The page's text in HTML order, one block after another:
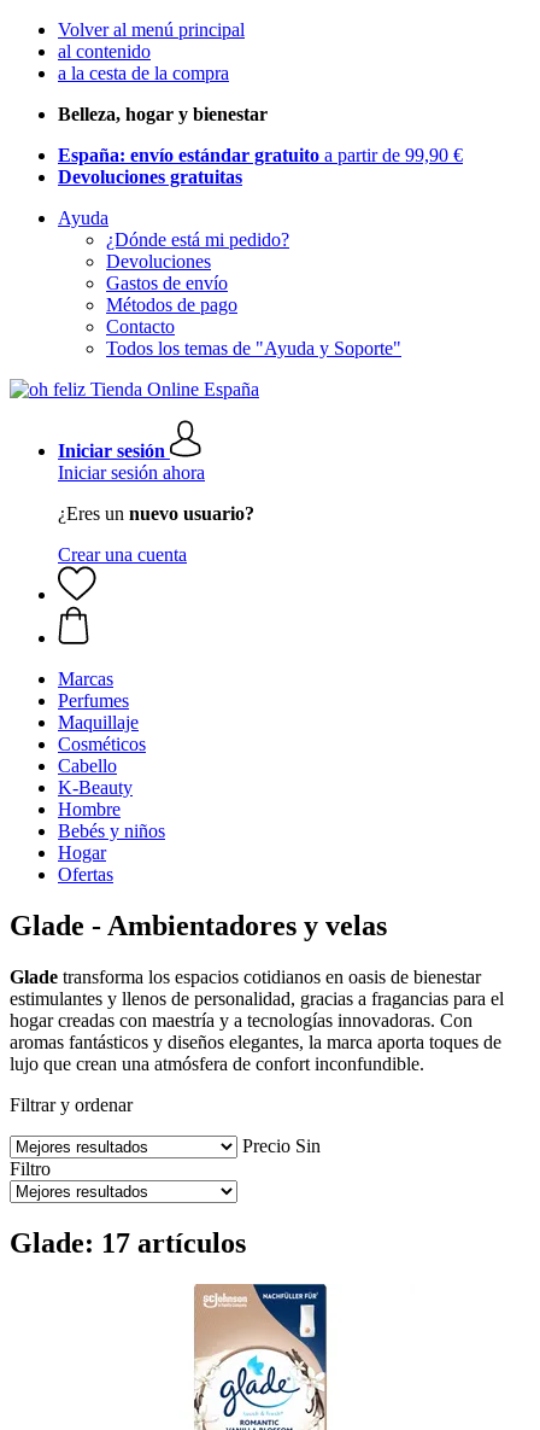
Volver al menú principal
al contenido
a la cesta de la compra
Belleza, hogar y bienestar
España: envío estándar gratuito a partir de 99,90 €
Devoluciones gratuitas
Ayuda
¿Dónde está mi pedido?
Devoluciones
Gastos de envío
Métodos de pago
Contacto
Todos los temas de "Ayuda y Soporte"
Iniciar sesión
Iniciar sesión ahora
¿Eres un nuevo usuario?
Crear una cuenta
Marcas
Perfumes
Maquillaje
Cosméticos
Cabello
K-Beauty
Hombre
Bebés y niños
Hogar
Ofertas
Glade - Ambientadores y velas
Glade transforma los espacios cotidianos en oasis de bienestar
estimulantes y llenos de personalidad, gracias a fragancias para el
hogar creadas con maestría y a tecnologías innovadoras. Con
aromas fantásticos y diseños elegantes, la marca aporta toques de
lujo que crean una atmósfera de confort inconfundible.
Filtrar y ordenar
Precio Sin
Filtro
Glade: 17 artículos